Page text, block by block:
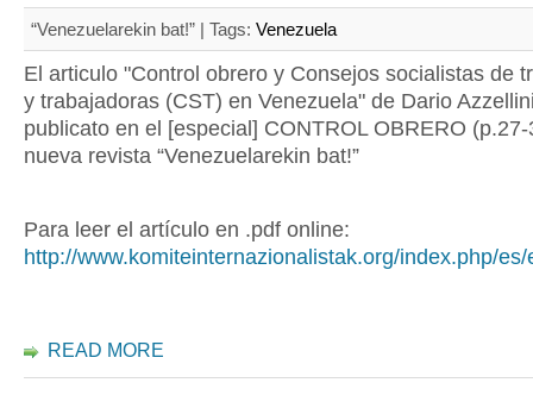
“Venezuelarekin bat!” | Tags: Venezuela
El articulo "Control obrero y Consejos socialistas de
y trabajadoras (CST) en Venezuela" de Dario
publicato en el [especial] CONTROL OBRERO
nueva revista “Venezuelarekin bat!”
Para leer el artículo en .pdf online:
http://www.komiteinternazionalistak.org/index.php/
READ MORE